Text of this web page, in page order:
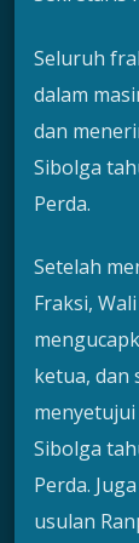
Seluruh
dalam
dan
Sibolga
Perda.
Setelah
Fraksi,
ketua, dan
menyetujui
Sibolga
Perda.
usulan